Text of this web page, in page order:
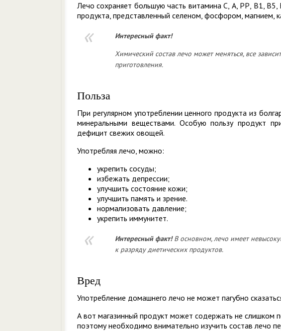
Лечо сохраняет большую часть витамина С, А, РР, В1,
продукта, представленный селеном, фосфором, магнием,
Интересный факт!
Химический состав лечо может меняться, все
приготовления.
Польза
При регулярном употреблении ценного продукта из
минеральными веществами. Особую пользу продукт
дефицит свежих овощей.
Употребляя лечо, можно:
укрепить сосуды;
избежать депрессии;
улучшить состояние кожи;
улучшить память и зрение.
нормализовать давление;
укрепить иммунитет.
Интересный факт!В основном, лечо имеет
к разряду диетических продуктов.
Вред
Употребление домашнего лечо не может пагубно
А вот магазинный продукт может содержать не слишком
поэтому необходимо внимательно изучить состав лечо